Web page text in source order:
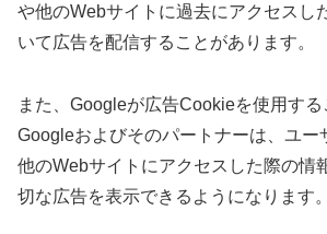
や他のWebサイトに過去にアクセスし
いて広告を配信することがあります。
また、Googleが広告Cookieを使用する
Googleおよびそのパートナーは、ユー
他のWebサイトにアクセスした際の情
切な広告を表示できるようになります。